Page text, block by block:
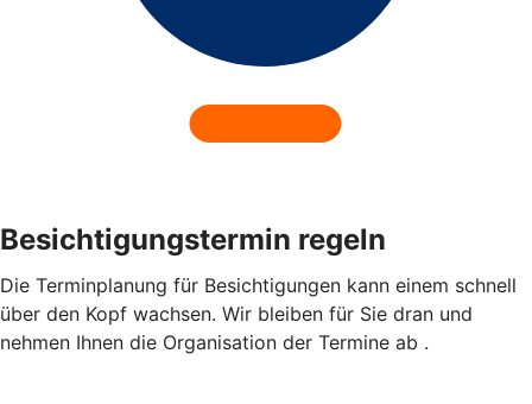
Besichtigungstermin regeln
Die Terminplanung für Besichtigungen kann einem schnell
über den Kopf wachsen. Wir bleiben für Sie dran und
nehmen Ihnen die Organisation der Termine ab .